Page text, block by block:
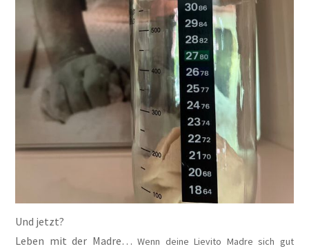
Und jetzt?
Leben mit der Madre…Wenn deine Lievito Madre sich gut